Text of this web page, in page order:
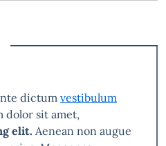
dictum vestibulum
dolor sit amet,
elit. Aenean non augue